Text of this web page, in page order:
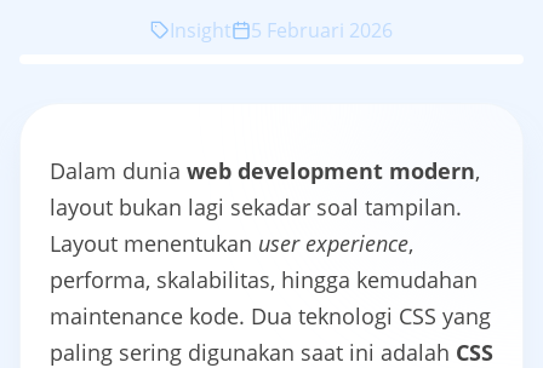
Insight 5 Februari 2026
Dalam dunia web development modern,
layout bukan lagi sekadar soal tampilan.
Layout menentukan user experience,
performa, skalabilitas, hingga kemudahan
maintenance kode. Dua teknologi CSS yang
paling sering digunakan saat ini adalah CSS